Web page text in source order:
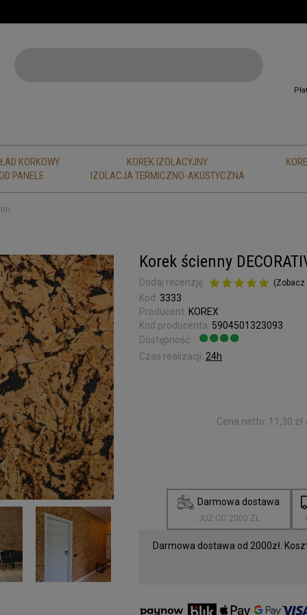
KORKOWY
PANELE
KOREK IZOLACYJNY
IZOLACJA TERMICZNO-AKUSTYCZNA
Korek ścienny
Dodaj recenzję: (
Kod: 3333
Producent: KOREX
Kod producenta: 5904501323093
Dostępność:
Czas realizacji: 24h
Cena netto: 11,30 zł
Darmowa dostawa
JUŻ OD 2000 ZŁ
Darmowa dostawa od 2000zł.